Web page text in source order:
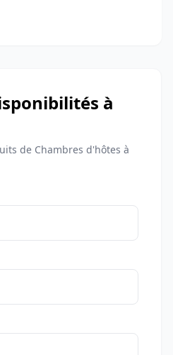
à
de Chambres d'hôtes à